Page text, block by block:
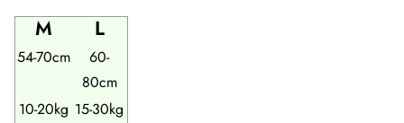
M L
54-70cm
60-
80cm
10-20kg 15-30kg